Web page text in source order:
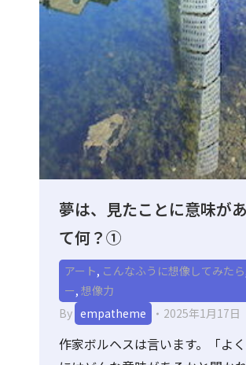
夢は、見たことに意味が
て何？①
アート, こんなふうに想像してみたら
ー, 想像力
By empatheme 2025年1月17日
作家ボルヘスは言います。「よ